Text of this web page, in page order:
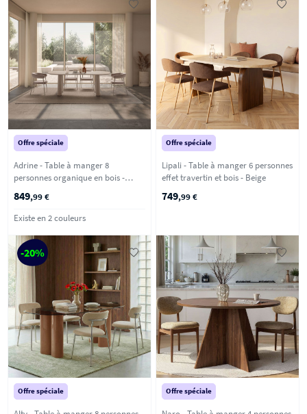
Offre spéciale
Adrine - Table à manger 8
personnes organique en bois -
849,99 €
Existe en 2 couleurs
Offre spéciale
Lipali - Table à manger 6 personnes
effet travertin et bois - Beige
749,99 €
-20%
Offre spéciale Offre spéciale